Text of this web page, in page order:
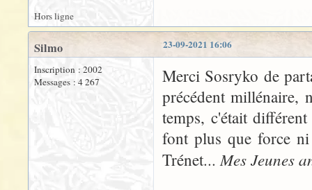
Hors ligne
23-09-2021 16:06
Silmo
Inscription : 2002
Messages : 4 267
Merci Sosryko de
précédent millénaire,
temps, c'était
font plus que force
Trénet...Mes Jeunes